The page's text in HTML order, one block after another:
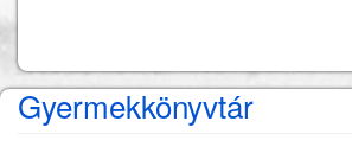
Gyermekkönyvtár